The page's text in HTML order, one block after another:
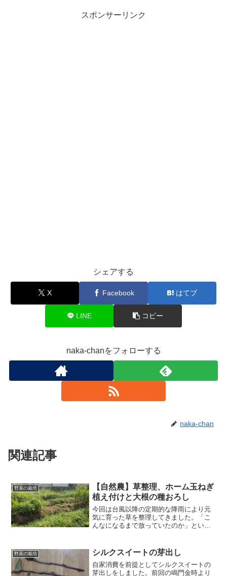
スポンサーリンク
シェアする
X Facebook はてブ
LINE コピー
naka-chanをフォローする
naka-chan
関連記事
野菜の栽培
【自然農】草整理、ホーム玉ねぎ
植え付けと大根の種おろし
今回は台風以降の定期的な降雨により元
気に育った草を整理してきました。「こ
んなになるまで放っていたのか」という
のように植え付け、大根の種おろしをし
てきましたよ！
野菜の栽培 シルクスイートの芽出し
自家消費を前提としてシルクスイートの
芽出しをしました。前回の鳴門金時より